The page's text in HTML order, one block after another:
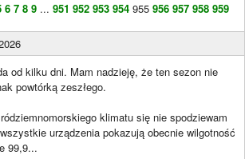
6 7 8 9 ... 951 952 953 954 955 956 957 958 959
od kilku dni. Mam nadzieję, że ten sezon nie
powtórką zeszłego.
klimatu się nie spodziewam
urządzenia pokazują obecnie wilgotność
99,9...